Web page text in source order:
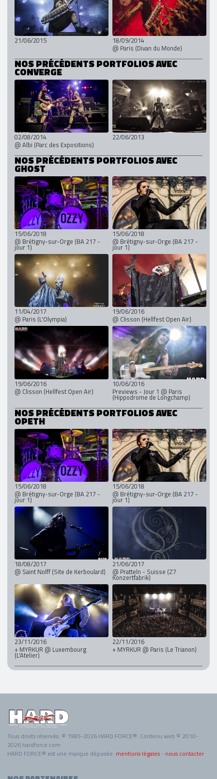
21/06/2015
18/09/2014
@ Paris (Divan du Monde)
NOS PRÉCÉDENTS PORTFOLIOS AVEC
CONVERGE
02/08/2014
@ Albi (Parc des Expositions)
22/06/2013
NOS PRÉCÉDENTS PORTFOLIOS AVEC
GHOST
15/06/2018
@ Brétigny-sur-Orge (BA 217 -
jour 1)
15/06/2018
@ Brétigny-sur-Orge (BA 217 -
jour 1)
11/04/2017
@ Paris (L'Olympia)
19/06/2016
@ Clisson (Hellfest Open Air)
19/06/2016
@ Clisson (Hellfest Open Air)
10/06/2016
Previews - Jour 1 @ Paris
(Hippodrome de Longchamp)
NOS PRÉCÉDENTS PORTFOLIOS AVEC
OPETH
15/06/2018
@ Brétigny-sur-Orge (BA 217 -
jour 1)
15/06/2018
@ Brétigny-sur-Orge (BA 217 -
jour 1)
18/08/2017
@ Saint Nolff (Site de Kerboulard)
21/06/2017
@ Pratteln - Suisse (Z7
Konzertfabrik)
23/11/2016
+ MYRKUR @ Luxembourg
(L'Atelier)
22/11/2016
+ MYRKUR @ Paris (Le Trianon)
Tous droits réservés. © 1985-2026 HARD FORCE®. Contenu web © 2010-
2026 hardforce.com
HARD FORCE® est une marque déposée. mentions légales - nous contacter